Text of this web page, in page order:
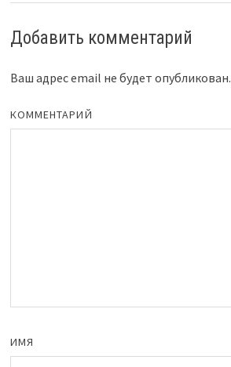
Добавить комментарий
Ваш адрес email не будет опубликован.
КОММЕНТАРИЙ
ИМЯ